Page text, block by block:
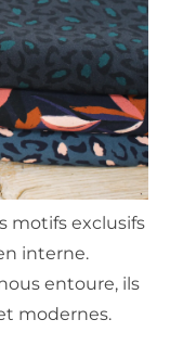
motifs exclusifs
interne.
entoure, ils
modernes.